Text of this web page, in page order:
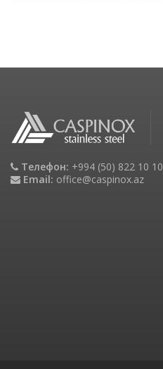
Телефон: +994 (50) 822 10 10
Email: office@caspinox.az